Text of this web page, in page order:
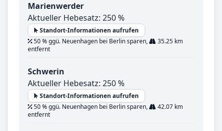
Marienwerder
Aktueller Hebesatz: 250 %
Standort-Informationen aufrufen
50 % ggü. Neuenhagen bei Berlin sparen,
35.25 km
entfernt
Schwerin
Aktueller Hebesatz: 250 %
Standort-Informationen aufrufen
50 % ggü. Neuenhagen bei Berlin sparen,
42.07 km
entfernt